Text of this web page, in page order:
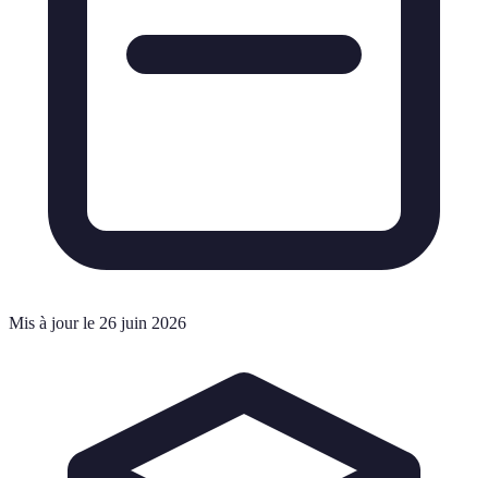
Mis à jour le 26 juin 2026